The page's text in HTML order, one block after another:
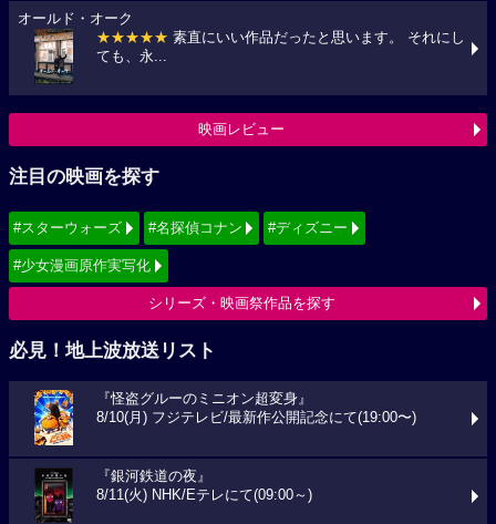
オールド・オーク
★★★★★ 素直にいい作品だったと思います。 それにし
ても、永...
映画レビュー
注目の映画を探す
#スターウォーズ #名探偵コナン #ディズニー
#少女漫画原作実写化
シリーズ・映画祭作品を探す
必見！地上波放送リスト
『怪盗グルーのミニオン超変身』
8/10(月) フジテレビ/最新作公開記念にて(19:00〜)
『銀河鉄道の夜』
8/11(火) NHK/Eテレにて(09:00～)